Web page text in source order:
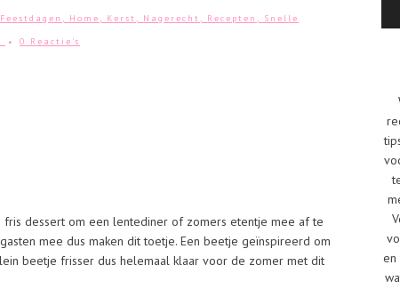
Feestdagen , Home , Kerst , Nagerecht , Recepten , Snelle
0 Reactie's
dessert om een lentediner of zomers etentje mee af te
mee dus maken dit toetje. Een beetje geïnspireerd om
beetje frisser dus helemaal klaar voor de zomer met dit
en